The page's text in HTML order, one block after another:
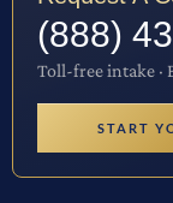
(888)
Toll-free intake ·
START